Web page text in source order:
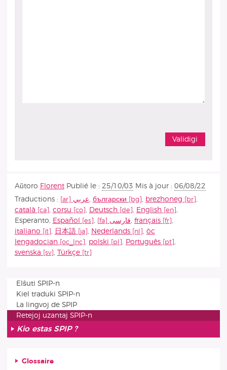
Aŭtoro Florent Publié le : 25/10/03 Mis à jour : 06/08/22
Traductions :
عربي български brezhoneg
català
corsu Deutsch English
Esperanto
Español فارسى français
italiano
日本語 Nederlands
òc
lengadocian
polski Português
svenska
Türkçe
Elŝuti SPIP-n
Kiel traduki SPIP-n
La lingvoj de SPIP
Retejoj uzantaj SPIP-n
Kio estas SPIP ?
Glossaire